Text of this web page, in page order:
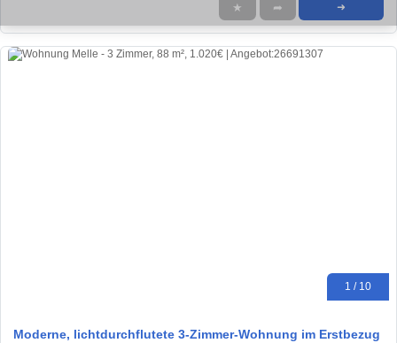
★ ➦ ➜
1 / 10
Moderne, lichtdurchflutete 3-Zimmer-Wohnung im Erstbezug